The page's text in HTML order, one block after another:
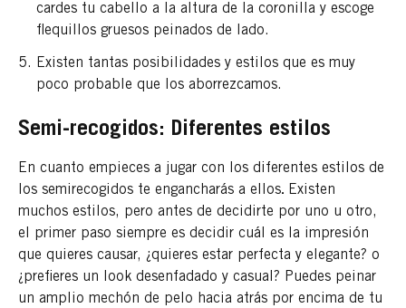
cardes tu cabello a la altura de la coronilla y escoge
flequillos gruesos peinados de lado.
Existen tantas posibilidades y estilos que es muy
poco probable que los aborrezcamos.
Semi-recogidos: Diferentes estilos
En cuanto empieces a jugar con los diferentes estilos de
los semirecogidos te engancharás a ellos. Existen
muchos estilos, pero antes de decidirte por uno u otro,
el primer paso siempre es decidir cuál es la impresión
que quieres causar, ¿quieres estar perfecta y elegante? o
¿prefieres un look desenfadado y casual? Puedes peinar
un amplio mechón de pelo hacia atrás por encima de tu